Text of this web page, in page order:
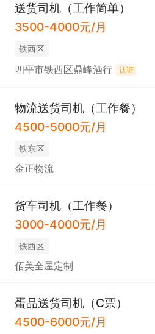
送货司机（工作简单）
3500-4000元/月
铁西区
四平市铁西区鼎峰酒行 认证
物流送货司机（工作餐）
4500-5000元/月
铁东区
金正物流
货车司机（工作餐）
3000-4000元/月
铁西区
佰美全屋定制
蛋品送货司机（C票）
4500-6000元/月